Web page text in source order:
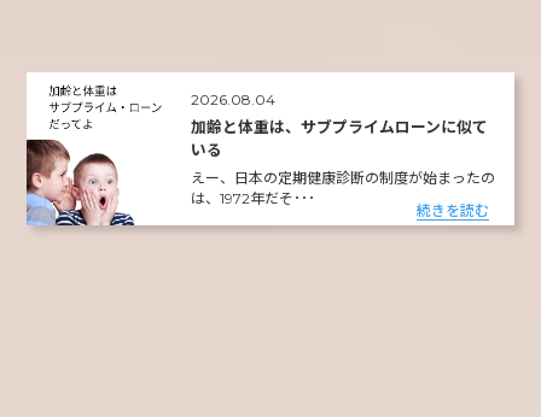
2026.08.04
加齢と体重は、サブプライムローンに似て
いる
えー、日本の定期健康診断の制度が始まったの
は、1972年だそ･･･
続きを読む